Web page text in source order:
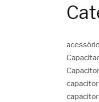
capacitor